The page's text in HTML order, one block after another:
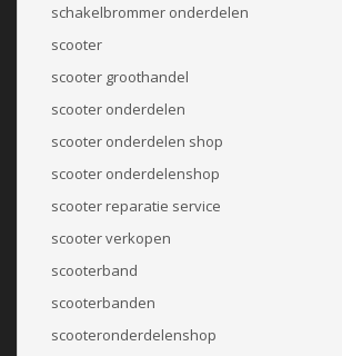
schakelbrommer onderdelen
scooter
scooter groothandel
scooter onderdelen
scooter onderdelen shop
scooter onderdelenshop
scooter reparatie service
scooter verkopen
scooterband
scooterbanden
scooteronderdelenshop